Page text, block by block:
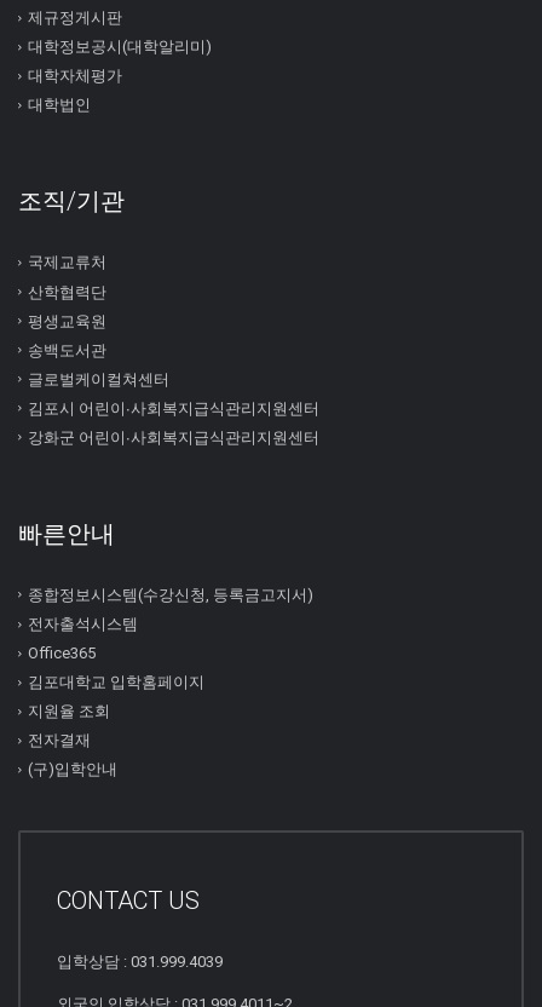
제규정게시판
대학정보공시(대학알리미)
대학자체평가
대학법인
조직/기관
국제교류처
산학협력단
평생교육원
송백도서관
글로벌케이컬쳐센터
김포시 어린이∙사회복지급식관리지원센터
강화군 어린이∙사회복지급식관리지원센터
빠른안내
종합정보시스템(수강신청, 등록금고지서)
전자출석시스템
Office365
김포대학교 입학홈페이지
지원율 조회
전자결재
(구)입학안내
CONTACT US
입학상담 : 031.999.4039